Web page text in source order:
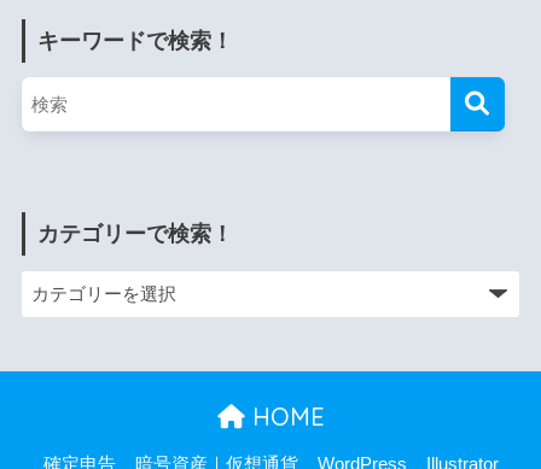
キーワードで検索！
カテゴリーで検索！
HOME
確定申告 暗号資産｜仮想通貨 WordPress Illustrator